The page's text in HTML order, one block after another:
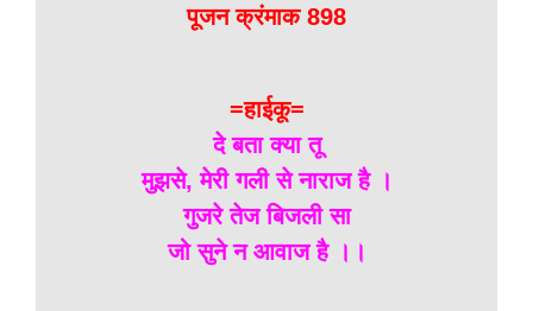
पूजन क्रंमाक 898
=हाईकू=
दे बता क्या तू
मुझसे, मेरी गली से नाराज है ।
गुजरे तेज बिजली सा
जो सुने न आवाज है ।।